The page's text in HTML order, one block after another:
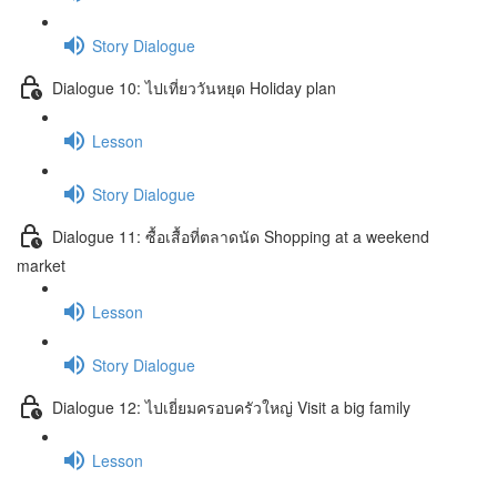
Story Dialogue
Dialogue 10: ไปเที่ยววันหยุด Holiday plan
Lesson
Story Dialogue
Dialogue 11: ซื้อเสื้อที่ตลาดนัด Shopping at a weekend
market
Lesson
Story Dialogue
Dialogue 12: ไปเยี่ยมครอบครัวใหญ่ Visit a big family
Lesson